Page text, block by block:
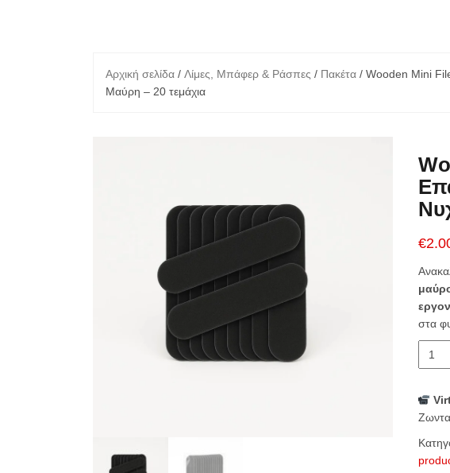
Αρχική σελίδα / Λίμες, Μπάφερ & Ράσπες / Πακέτα / Wooden Mini
Μαύρη – 20 τεμάχια
€
στα
Mini
Black
-
Ξύλινη